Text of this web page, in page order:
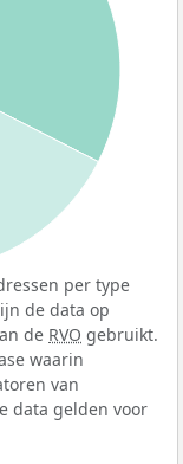
per type
de data op
de RVO gebruikt.
waarin
van
data gelden voor